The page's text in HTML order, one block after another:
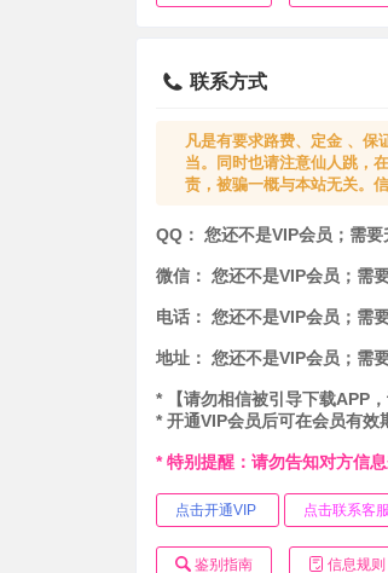
联系方式
凡是有要求路费、定金 、保
当。同时也请注意仙人跳，
责，被骗一概与本站无关。
QQ： 您还不是VIP会员；需要
微信： 您还不是VIP会员；需
电话： 您还不是VIP会员；需
地址： 您还不是VIP会员；需
* 【请勿相信被引导下载APP
* 开通VIP会员后可在会员有效
* 特别提醒：请勿告知对方信息
点击开通VIP 点击联系客服
鉴别指南 信息规则